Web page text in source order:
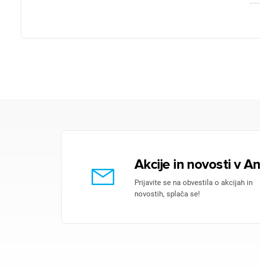
Akcije in novosti v
Prijavite se na obvestila o akcijah in
novostih, splača se!